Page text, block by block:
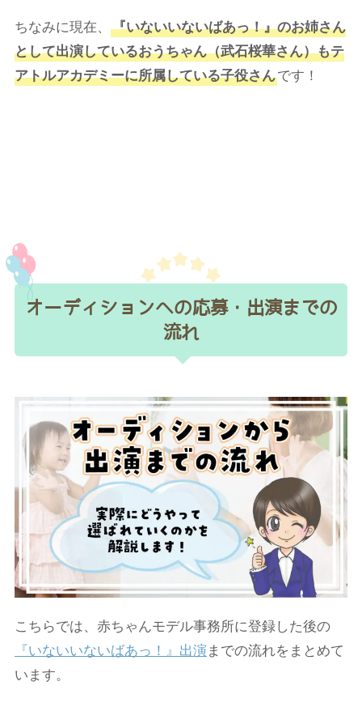
ちなみに現在、 『いないいないばあっ！』のお姉さん
として出演しているおうちゃん（武石桜華さん）もテ
アトルアカデミーに所属している子役さんです！
オーディションへの応募・出演までの
流れ
こちらでは、赤ちゃんモデル事務所に登録した後の
『いないいないばあっ！』出演までの流れをまとめて
います。